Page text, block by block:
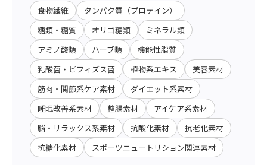
食物繊維 タンパク質（プロテイン）
糖類・糖質 オリゴ糖類 ミネラル類
アミノ酸類 ハーブ類 機能性脂質
乳酸菌・ビフィズス菌 植物系エキス 美容素材
筋肉・関節系ケア素材 ダイエット系素材
睡眠改善系素材 整腸素材 アイケア系素材
脳・リラックス系素材 抗酸化素材 抗老化素材
抗糖化素材 スポーツニュートリション関連素材